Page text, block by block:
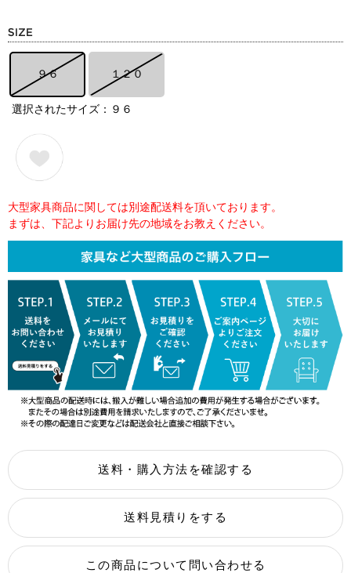
９６ １２０
選択されたサイズ：９６
大型家具商品に関しては別途配送料を頂いております。
まずは、下記よりお届け先の地域をお教えください。